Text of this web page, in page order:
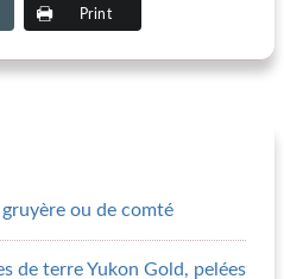
Print
ou de comté
de terre Yukon Gold, pelées